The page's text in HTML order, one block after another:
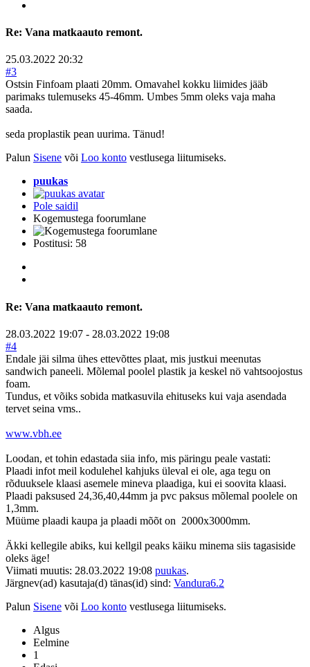
Re: Vana matkaauto remont.
25.03.2022 20:32
#3
Ostsin Finfoam plaati 20mm. Omavahel kokku liimides jääb
parimaks tulemuseks 45-46mm. Umbes 5mm oleks vaja maha
saada.
seda proplastik pean uurima. Tänud!
Palun Sisene või Loo konto vestlusega liitumiseks.
puukas
Pole saidil
Kogemustega foorumlane
Postitusi: 58
Re: Vana matkaauto remont.
28.03.2022 19:07 - 28.03.2022 19:08
#4
Endale jäi silma ühes ettevõttes plaat, mis justkui meenutas
sandwich paneeli. Mõlemal poolel plastik ja keskel nö vahtsoojostus
foam.
Tundus, et võiks sobida matkasuvila ehituseks kui vaja asendada
tervet seina vms..
www.vbh.ee
Loodan, et tohin edastada siia info, mis päringu peale vastati:
Plaadi infot meil kodulehel kahjuks üleval ei ole, aga tegu on
rõduuksele klaasi asemele mineva plaadiga, kui ei soovita klaasi.
Plaadi paksused 24,36,40,44mm ja pvc paksus mõlemal poolele on
1,3mm.
Müüme plaadi kaupa ja plaadi mõõt on 2000x3000mm.
Äkki kellegile abiks, kui kellgil peaks käiku minema siis tagasiside
oleks äge!
Viimati muutis: 28.03.2022 19:08 puukas.
Järgnev(ad) kasutaja(d) tänas(id) sind: Vandura6.2
Palun Sisene või Loo konto vestlusega liitumiseks.
Algus
Eelmine
1